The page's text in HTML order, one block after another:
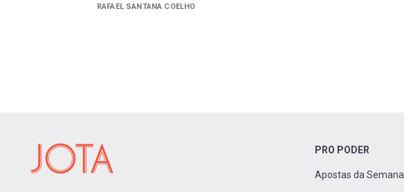
RAFAEL SANTANA COELHO
PRO PODER
Apostas da Semana